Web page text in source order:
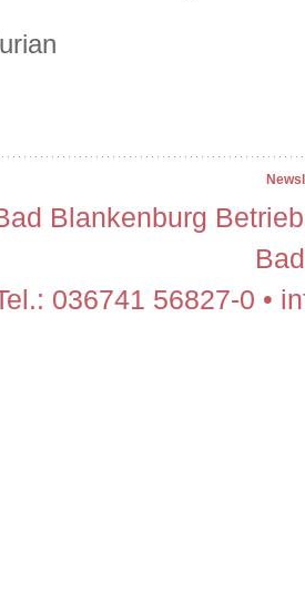
Blankenburg
036741 56827-0 •